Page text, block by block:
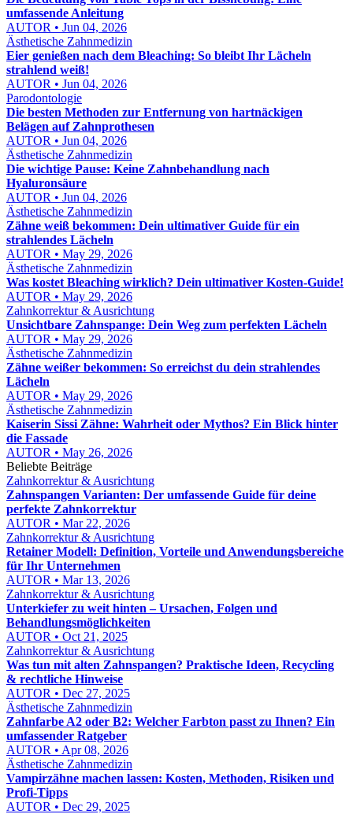
umfassende Anleitung
AUTOR • Jun 04, 2026
Ästhetische Zahnmedizin
Eier genießen nach dem Bleaching: So bleibt Ihr Lächeln
strahlend weiß!
AUTOR • Jun 04, 2026
Parodontologie
Die besten Methoden zur Entfernung von hartnäckigen
Belägen auf Zahnprothesen
AUTOR • Jun 04, 2026
Ästhetische Zahnmedizin
Die wichtige Pause: Keine Zahnbehandlung nach
Hyaluronsäure
AUTOR • Jun 04, 2026
Ästhetische Zahnmedizin
Zähne weiß bekommen: Dein ultimativer Guide für ein
strahlendes Lächeln
AUTOR • May 29, 2026
Ästhetische Zahnmedizin
Was kostet Bleaching wirklich? Dein ultimativer Kosten-Guide!
AUTOR • May 29, 2026
Zahnkorrektur & Ausrichtung
Unsichtbare Zahnspange: Dein Weg zum perfekten Lächeln
AUTOR • May 29, 2026
Ästhetische Zahnmedizin
Zähne weißer bekommen: So erreichst du dein strahlendes
Lächeln
AUTOR • May 29, 2026
Ästhetische Zahnmedizin
Kaiserin Sissi Zähne: Wahrheit oder Mythos? Ein Blick hinter
die Fassade
AUTOR • May 26, 2026
Beliebte Beiträge
Zahnkorrektur & Ausrichtung
Zahnspangen Varianten: Der umfassende Guide für deine
perfekte Zahnkorrektur
AUTOR • Mar 22, 2026
Zahnkorrektur & Ausrichtung
Retainer Modell: Definition, Vorteile und Anwendungsbereiche
für Ihr Unternehmen
AUTOR • Mar 13, 2026
Zahnkorrektur & Ausrichtung
Unterkiefer zu weit hinten – Ursachen, Folgen und
Behandlungsmöglichkeiten
AUTOR • Oct 21, 2025
Zahnkorrektur & Ausrichtung
Was tun mit alten Zahnspangen? Praktische Ideen, Recycling
& rechtliche Hinweise
AUTOR • Dec 27, 2025
Ästhetische Zahnmedizin
Zahnfarbe A2 oder B2: Welcher Farbton passt zu Ihnen? Ein
umfassender Ratgeber
AUTOR • Apr 08, 2026
Ästhetische Zahnmedizin
Vampirzähne machen lassen: Kosten, Methoden, Risiken und
Profi-Tipps
AUTOR • Dec 29, 2025